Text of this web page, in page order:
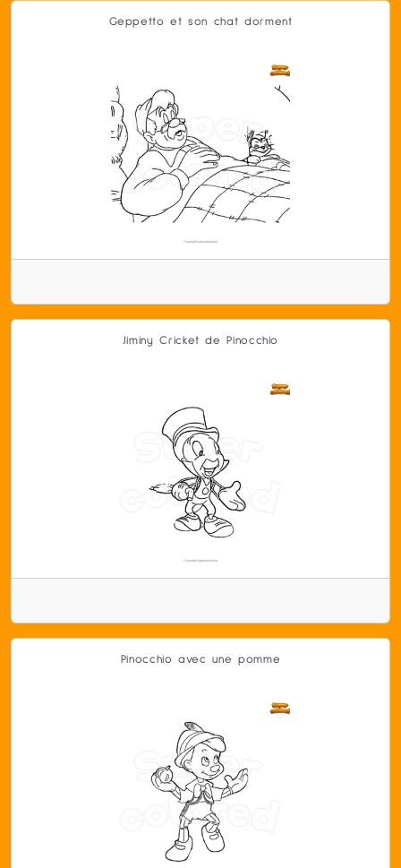
Geppetto et son chat dorment
Jiminy Cricket de Pinocchio
Pinocchio avec une pomme